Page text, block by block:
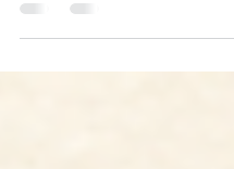
LDL-C misst die transportierte
Cholesterinmenge, ApoB